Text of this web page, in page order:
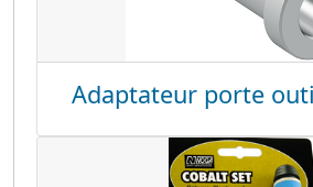
Adaptateur porte